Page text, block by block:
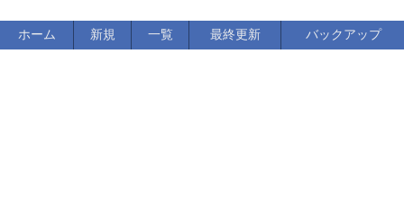
ホーム 新規 一覧 最終更新 バックアップ